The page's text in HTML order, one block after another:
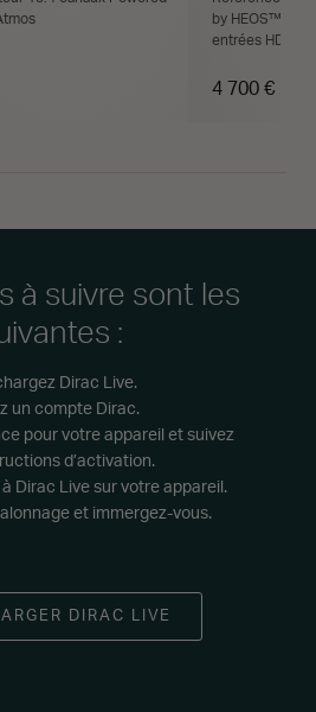
by HEOS™
entrées HDMI
4 700 €
à suivre sont les
:
Dirac Live.
un compte Dirac.
pour votre appareil et suivez
d’activation.
Dirac Live sur votre appareil.
et immergez-vous.
DIRAC LIVE